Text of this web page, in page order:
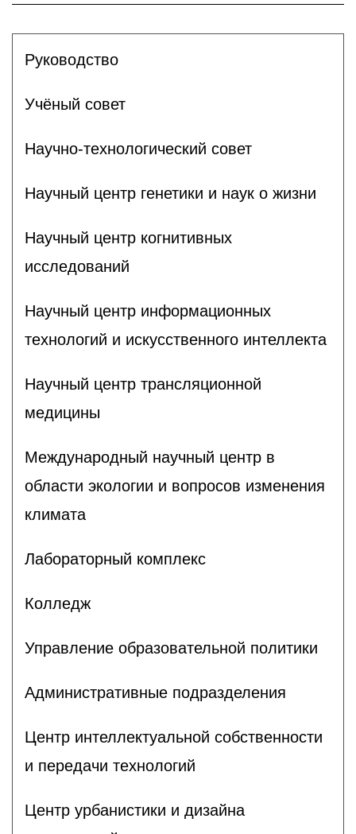
Руководство
Учёный совет
Научно-технологический совет
Научный центр генетики и наук о жизни
Научный центр когнитивных
исследований
Научный центр информационных
технологий и искусственного интеллекта
Научный центр трансляционной
медицины
Международный научный центр в
области экологии и вопросов изменения
климата
Лабораторный комплекс
Колледж
Управление образовательной политики
Административные подразделения
Центр интеллектуальной собственности
и передачи технологий
Центр урбанистики и дизайна